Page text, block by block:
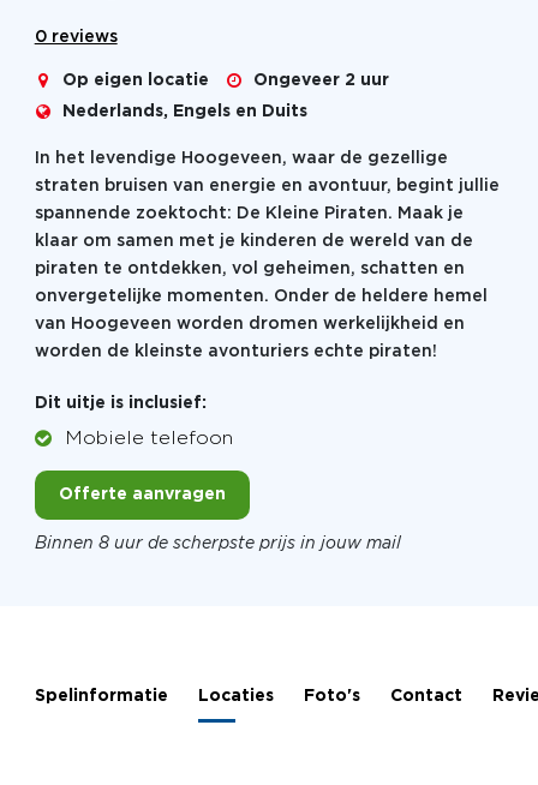
0 reviews
Op eigen locatie Ongeveer 2 uur
Nederlands, Engels en Duits
In het levendige Hoogeveen, waar de gezellige
straten bruisen van energie en avontuur, begint jullie
spannende zoektocht: De Kleine Piraten. Maak je
klaar om samen met je kinderen de wereld van de
piraten te ontdekken, vol geheimen, schatten en
onvergetelijke momenten. Onder de heldere hemel
van Hoogeveen worden dromen werkelijkheid en
worden de kleinste avonturiers echte piraten!
Dit uitje is inclusief:
Mobiele telefoon
Offerte aanvragen
Binnen 8 uur de scherpste prijs in jouw mail
Spelinformatie Locaties Foto's Contact